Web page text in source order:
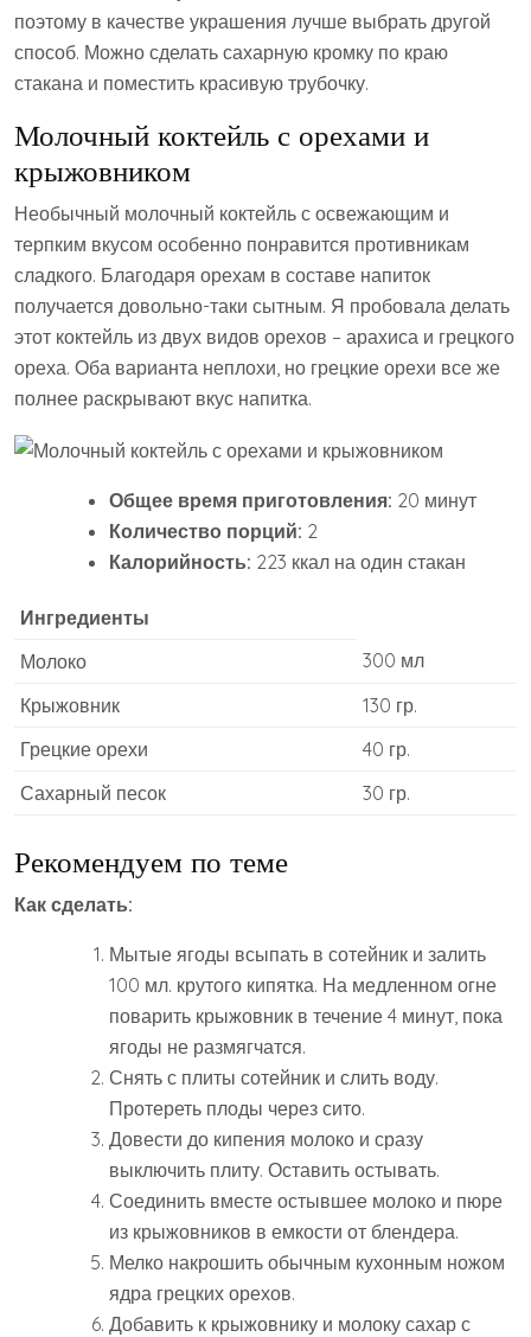
поэтому в качестве украшения лучше выбрать другой
способ. Можно сделать сахарную кромку по краю
стакана и поместить красивую трубочку.
Молочный коктейль с орехами и
крыжовником
Необычный молочный коктейль с освежающим и
терпким вкусом особенно понравится противникам
сладкого. Благодаря орехам в составе напиток
получается довольно-таки сытным. Я пробовала делать
этот коктейль из двух видов орехов – арахиса и грецкого
ореха. Оба варианта неплохи, но грецкие орехи все же
полнее раскрывают вкус напитка.
Общее время приготовления: 20 минут
Количество порций: 2
Калорийность: 223 ккал на один стакан
Ингредиенты
Молоко
300 мл
Крыжовник
130 гр.
Грецкие орехи
40 гр.
Сахарный песок
30 гр.
Рекомендуем по теме
Как сделать:
Мытые ягоды всыпать в сотейник и залить
100 мл. крутого кипятка. На медленном огне
поварить крыжовник в течение 4 минут, пока
ягоды не размягчатся.
Снять с плиты сотейник и слить воду.
Протереть плоды через сито.
Довести до кипения молоко и сразу
выключить плиту. Оставить остывать.
Соединить вместе остывшее молоко и пюре
из крыжовников в емкости от блендера.
Мелко накрошить обычным кухонным ножом
ядра грецких орехов.
Добавить к крыжовнику и молоку сахар с